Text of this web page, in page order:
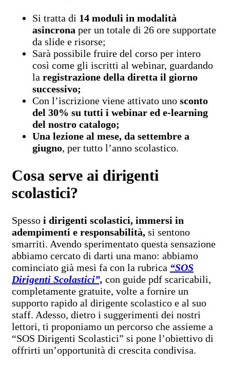
Si tratta di 14 moduli in modalità
asincrona per un totale di 26 ore supportate
da slide e risorse;
Sarà possibile fruire del corso per intero
così come gli iscritti al webinar, guardando
la registrazione della diretta il giorno
successivo;
Con l’iscrizione viene attivato uno sconto
del 30% su tutti i webinar ed e-learning
del nostro catalogo;
Una lezione al mese, da settembre a
giugno, per tutto l’anno scolastico.
Cosa serve ai dirigenti
scolastici?
Spesso i dirigenti scolastici, immersi in
adempimenti e responsabilità, si sentono
smarriti. Avendo sperimentato questa sensazione
abbiamo cercato di darti una mano: abbiamo
cominciato già mesi fa con la rubrica “SOS
Dirigenti Scolastici”, con guide pdf scaricabili,
completamente gratuite, volte a fornire un
supporto rapido al dirigente scolastico e al suo
staff. Adesso, dietro i suggerimenti dei nostri
lettori, ti proponiamo un percorso che assieme a
“SOS Dirigenti Scolastici” si pone l’obiettivo di
offrirti un’opportunità di crescita condivisa.